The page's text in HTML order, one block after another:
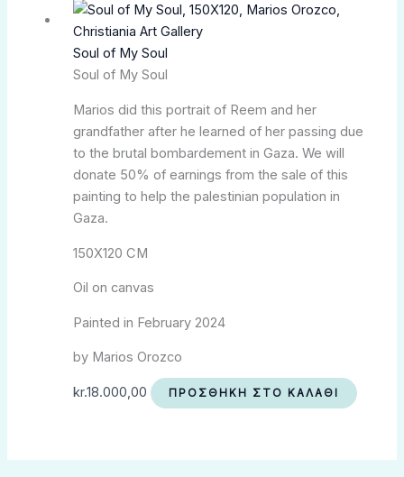
Soul of My Soul
Soul of My Soul
Marios did this portrait of Reem and her
grandfather after he learned of her passing due
to the brutal bombardement in Gaza. We will
donate 50% of earnings from the sale of this
painting to help the palestinian population in
Gaza.
150X120 CM
Oil on canvas
Painted in February 2024
by Marios Orozco
kr.18.000,00 ΠΡΟΣΘΉΚΗ ΣΤΟ ΚΑΛΆΘΙ